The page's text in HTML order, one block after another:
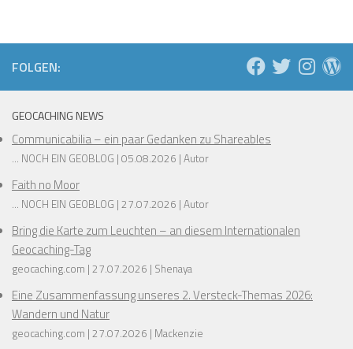
❅
FOLGEN:
GEOCACHING NEWS
Communicabilia – ein paar Gedanken zu Shareables
... NOCH EIN GEOBLOG 05.08.2026 Autor
Faith no Moor
... NOCH EIN GEOBLOG 27.07.2026 Autor
Bring die Karte zum Leuchten – an diesem Internationalen
Geocaching-Tag
geocaching.com 27.07.2026 Shenaya
Eine Zusammenfassung unseres 2. Versteck-Themas 2026:
Wandern und Natur
geocaching.com 27.07.2026 Mackenzie